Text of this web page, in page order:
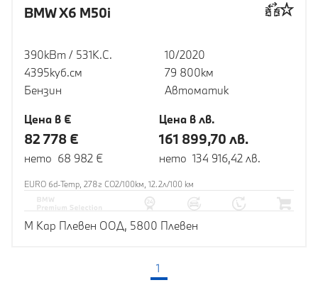
BMW X6 M50i
390кВт / 531К.С.
4395куб.cм
Бензин
10/2020
79 800км
Автоматик
Цена в €
82 778 €
нето 68 982 €
Цена в лв.
161 899,70 лв.
нето 134 916,42 лв.
EURO 6d-Temp, 278г CO2/100км, 12.2л/100 км
М Кар Плевен ООД, 5800 Плевен
1